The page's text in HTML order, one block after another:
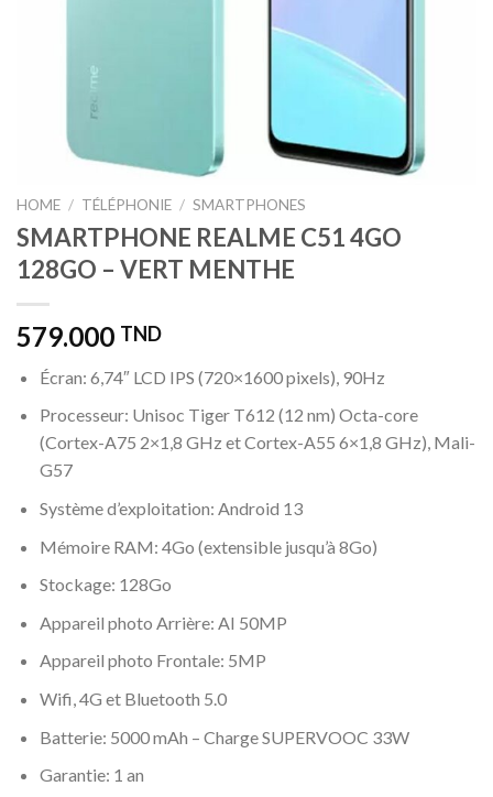
HOME / TÉLÉPHONIE / SMARTPHONES
SMARTPHONE REALME C51 4GO
128GO – VERT MENTHE
579.000 TND
Écran: 6,74″ LCD IPS (720×1600 pixels), 90Hz
Processeur: Unisoc Tiger T612 (12 nm) Octa-core
(Cortex-A75 2×1,8 GHz et Cortex-A55 6×1,8 GHz), Mali-
G57
Système d’exploitation: Android 13
Mémoire RAM: 4Go (extensible jusqu’à 8Go)
Stockage: 128Go
Appareil photo Arrière: AI 50MP
Appareil photo Frontale: 5MP
Wifi, 4G et Bluetooth 5.0
Batterie: 5000 mAh – Charge SUPERVOOC 33W
Garantie: 1 an